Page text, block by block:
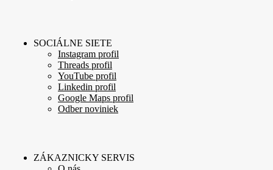
SOCIÁLNE SIETE
Instagram profil
Threads profil
YouTube profil
Linkedin profil
Google Maps profil
Odber noviniek
ZÁKAZNICKY SERVIS